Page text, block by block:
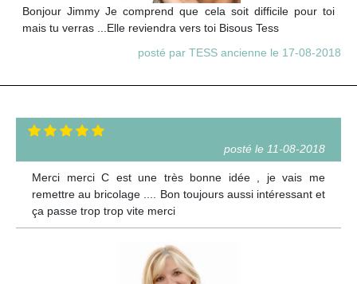
Bonjour Jimmy Je comprend que cela soit difficile pour toi
mais tu verras ...Elle reviendra vers toi Bisous Tess
posté par TESS ancienne le 17-08-2018
posté le 11-08-2018
Merci merci C est une très bonne idée , je vais me
remettre au bricolage .... Bon toujours aussi intéressant et
ça passe trop trop vite merci